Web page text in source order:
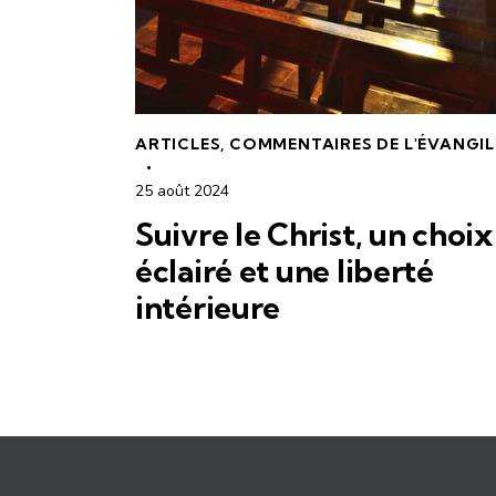
ARTICLES COMMENTAIRES DE
25 août 2024
Suivre le Christ, un choix
éclairé et une liberté
intérieure